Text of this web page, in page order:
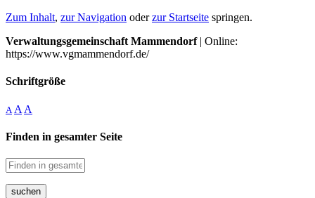
Zum Inhalt, zur Navigation oderzur Startseite springen.
Verwaltungsgemeinschaft Mammendorf| Online:
https://www.vgmammendorf.de/
Schriftgröße
A A A
Finden in gesamter Seite
suchen